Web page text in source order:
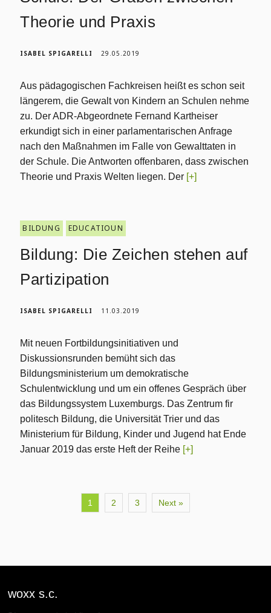
Theorie und Praxis
ISABEL SPIGARELLI 29.05.2019
Aus pädagogischen Fachkreisen heißt es schon seit
längerem, die Gewalt von Kindern an Schulen nehme
zu. Der ADR-Abgeordnete Fernand Kartheiser
erkundigt sich in einer parlamentarischen Anfrage
nach den Maßnahmen im Falle von Gewalttaten in
der Schule. Die Antworten offenbaren, dass zwischen
Theorie und Praxis Welten liegen. Der [+]
BILDUNG EDUCATIOUN
Bildung: Die Zeichen stehen auf
Partizipation
ISABEL SPIGARELLI 11.03.2019
Mit neuen Fortbildungsinitiativen und
Diskussionsrunden bemüht sich das
Bildungsministerium um demokratische
Schulentwicklung und um ein offenes Gespräch über
das Bildungssystem Luxemburgs. Das Zentrum fir
politesch Bildung, die Universität Trier und das
Ministerium für Bildung, Kinder und Jugend hat Ende
Januar 2019 das erste Heft der Reihe [+]
1 2 3 Next »
woxx s.c.